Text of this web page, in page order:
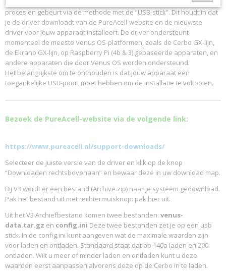
Het installeren van de PureAcell Venus OS-driver is een vrij eenvoudig
proces en gebeurt via de methode met de “USB-stick”. Dit houdt in dat
je de driver downloadt van de PureAcell-website en de nieuwste
driver voor jouw apparaat installeert. De driver ondersteunt
momenteel de meeste Venus OS-platformen, zoals de Cerbo GX-lijn,
de Ekrano GX-lijn, op Raspberry Pi (4b & 3) gebaseerde apparaten, en
andere apparaten die door Venus OS worden ondersteund.
Het belangrijkste om te onthouden is dat jouw apparaat een
toegankelijke USB-poort moet hebben om de installatie te voltooien.
Bezoek de PureAcell-website via de volgende link:
https://www.pureacell.nl/support-downloads/
Selecteer de juiste versie van de driver en klik op de knop
“Downloaden rechtsbovenaan” en bewaar deze in uw download map.
Bij V3 wordt er een bestand (Archive.zip) naar je systeem gedownload.
Pak het bestand uit met rechtermuisknop: pak hier uit.
Uit het V3 Archiefbestand komen twee bestanden: venus-
data.tar.gz en config.ini Deze twee bestanden zet je op een usb
stick. In de config.ini kunt aangeven wat de maximale waarden zijn
voor laden en ontladen. Standaard staat dat op 140a laden en 200
ontladen. Wilt u meer of minder laden en ontladen kunt u deze
waarden eerst aanpassen alvorens deze op de Cerbo in te laden.